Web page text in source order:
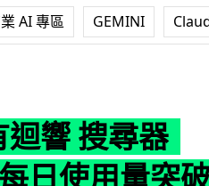
AI 專區 GEMINI
響 搜尋器
日使用量突